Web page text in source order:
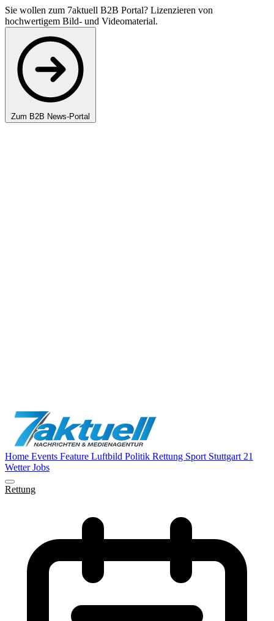
Sie wollen zum 7aktuell B2B Portal? Lizenzieren von
hochwertigem Bild- und Videomaterial.
Zum B2B News-Portal
Home Events Feature Luftbild Politik Rettung Sport Stuttgart 21
WetterJobs
Rettung